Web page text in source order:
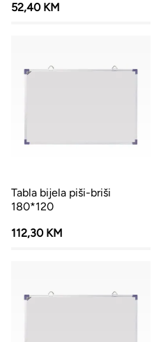
52,40 KM
Tabla bijela piši-briši
180*120
112,30 KM